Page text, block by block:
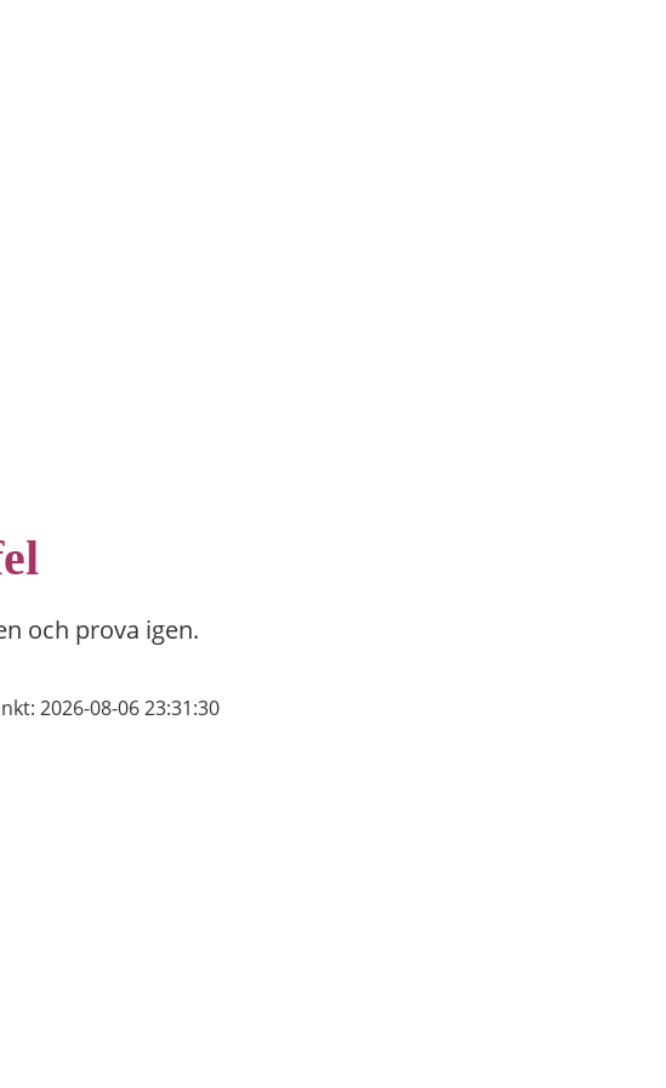
och prova igen.
2026-08-06 23:31:30